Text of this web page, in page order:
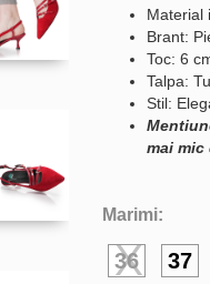
Material
Brant:
Toc: 6
Talpa:
Stil:
mai
Marimi:
36 37